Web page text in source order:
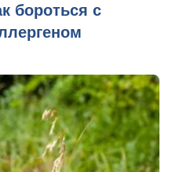
бороться с